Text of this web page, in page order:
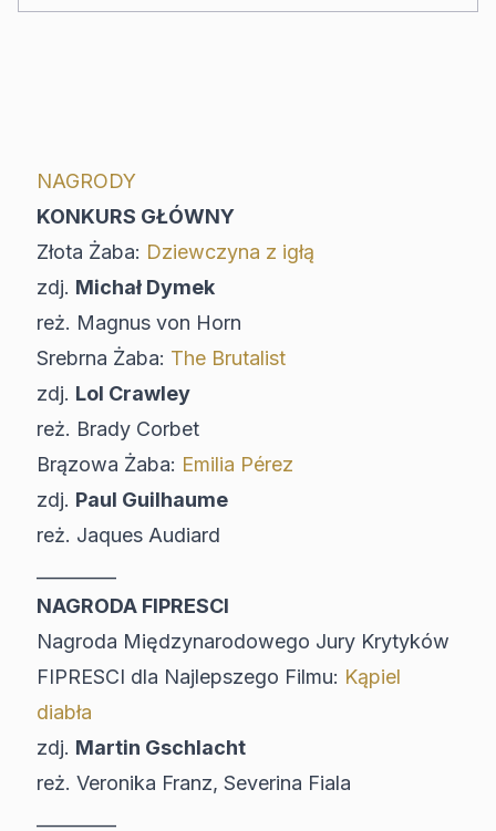
NAGRODY
KONKURS GŁÓWNY
Złota Żaba: Dziewczyna z igłą
zdj. Michał Dymek
reż. Magnus von Horn
Srebrna Żaba: The Brutalist
zdj. Lol Crawley
reż. Brady Corbet
Brązowa Żaba: Emilia Pérez
zdj. Paul Guilhaume
reż. Jaques Audiard
NAGRODA FIPRESCI
Nagroda Międzynarodowego Jury Krytyków
FIPRESCI dla Najlepszego Filmu: Kąpiel
diabła
zdj. Martin Gschlacht
reż. Veronika Franz, Severina Fiala